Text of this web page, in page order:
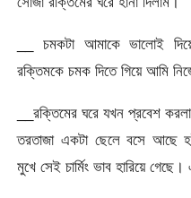
__ চমকটা আমাকে ভালোই
রক্তিমকে চমক দিতে গিয়ে আমি
__রক্তিমের ঘরে যখন প্রবেশ
তরতাজা একটা ছেলে বসে আছে
মুখে সেই চার্মিং ভাব হারিয়ে